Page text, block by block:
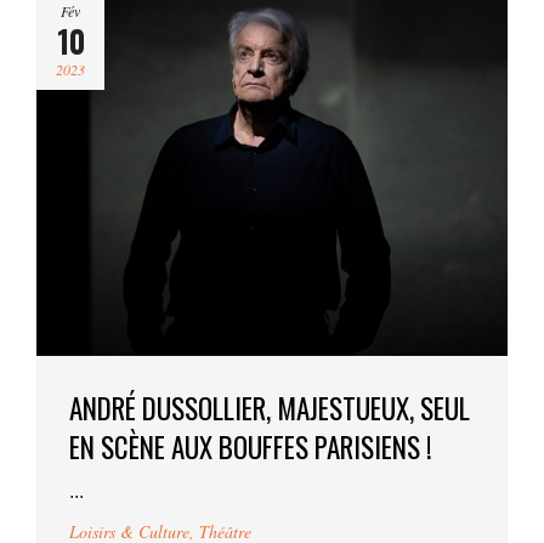
Fév
10
2023
ANDRÉ DUSSOLLIER, MAJESTUEUX, SEUL
EN SCÈNE AUX BOUFFES PARISIENS !
...
Loisirs & Culture Théâtre